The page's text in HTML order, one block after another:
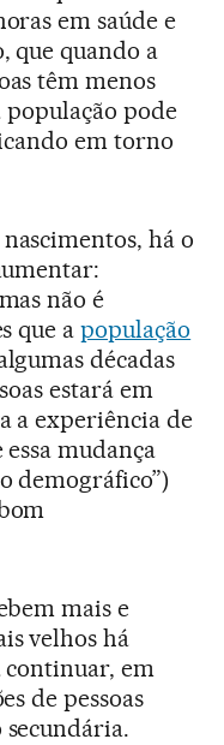
em saúde e
que quando a
têm menos
pode
em torno
há o
não é
que apopulação
décadas
estará em
a experiência de
mudança
demográfico”)
mais e
velhos há
continuar, em
de pessoas
secundária.